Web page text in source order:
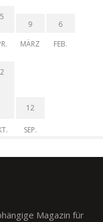
9
MÄRZ
6
FEB.
12
SEP.
Magazin für